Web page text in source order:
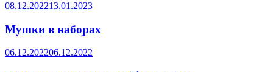
08.12.202213.01.2023
Мушки в наборах
06.12.202206.12.2022